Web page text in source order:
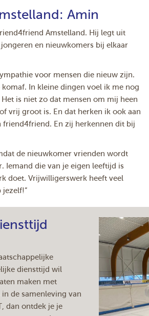
Amin
Amstelland. Hij legt uit
en nieuwkomers bij elkaar
voor mensen die nieuw zijn.
In kleine dingen voel ik me nog
is niet zo dat mensen om mij heen
vrij groot is. En dat herken ik ook aan
friend4friend. En zij herkennen dit bij
de nieuwkomer vrienden wordt
Iemand die van je eigen leeftijd is
doet. Vrijwilligerswerk heeft veel
jezelf!”
diensttijd wil
maken met
de samenleving van
dan ontdek je je